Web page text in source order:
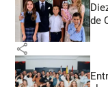
de
share